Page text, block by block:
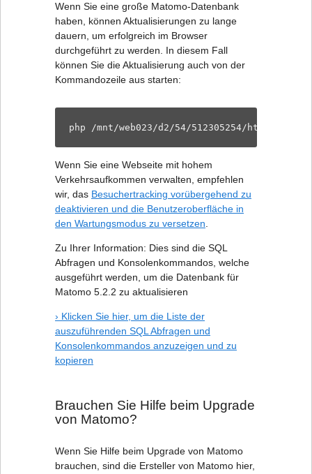
Wenn Sie eine große Matomo-Datenbank
haben, können Aktualisierungen zu lange
dauern, um erfolgreich im Browser
durchgeführt zu werden. In diesem Fall
können Sie die Aktualisierung auch von der
Kommandozeile aus starten:
php /mnt/web023/d2/54/512305254/htdocs/
Wenn Sie eine Webseite mit hohem
Verkehrsaufkommen verwalten, empfehlen
wir, das Besuchertracking vorübergehend zu
deaktivieren und die Benutzeroberfläche in
den Wartungsmodus zu versetzen
Zu Ihrer Information: Dies sind die SQL
Abfragen und Konsolenkommandos, welche
ausgeführt werden, um die Datenbank für
Matomo 5.2.2 zu aktualisieren
› Klicken Sie hier, um die Liste der
auszuführenden SQL Abfragen und
Konsolenkommandos anzuzeigen und zu
kopieren
Brauchen Sie Hilfe beim Upgrade
von Matomo?
Wenn Sie Hilfe beim Upgrade von Matomo
brauchen, sind die Ersteller von Matomo hier,